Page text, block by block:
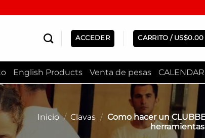
ACCEDER CARRITO / US$0.00
English Products Venta de pesas
Inicio / Clavas / Como hacer un